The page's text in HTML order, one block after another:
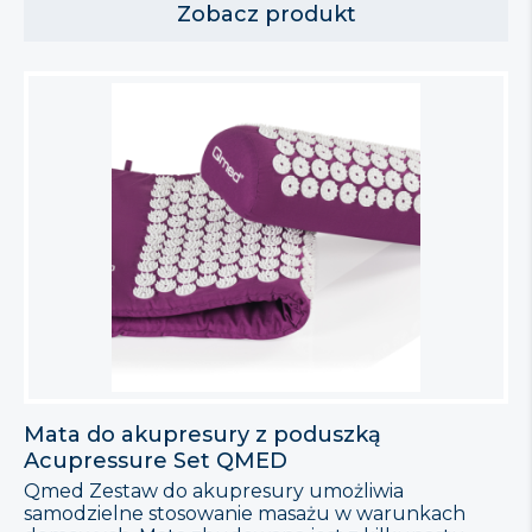
produktu: Wymiary: 49cm x 41,5cm x 10,6cm
Zobacz produkt
Mata do akupresury z poduszką
Acupressure Set QMED
Qmed Zestaw do akupresury umożliwia
samodzielne stosowanie masażu w warunkach